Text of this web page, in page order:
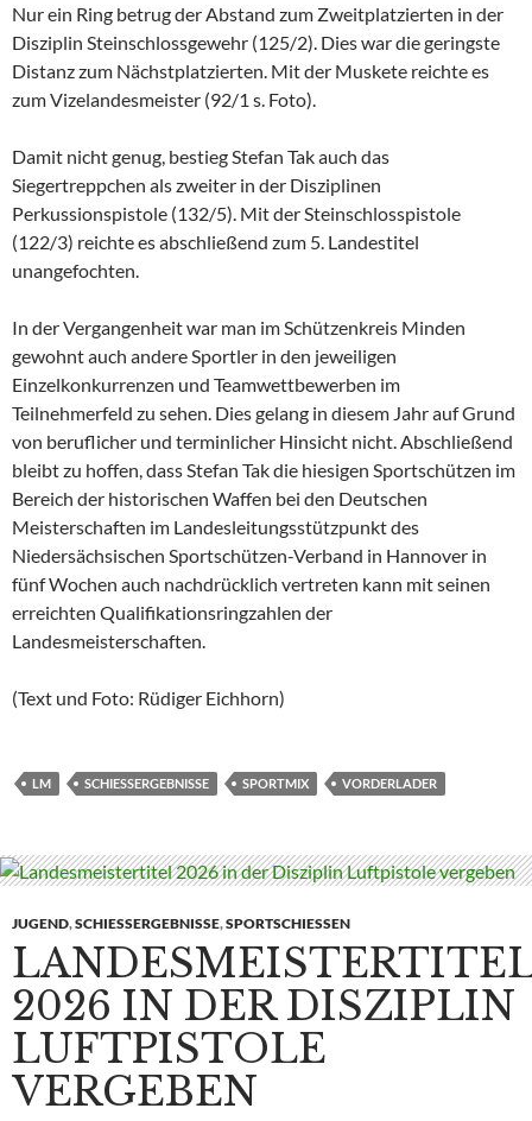
Nur ein Ring betrug der Abstand zum Zweitplatzierten in der
Disziplin Steinschlossgewehr (125/2). Dies war die geringste
Distanz zum Nächstplatzierten. Mit der Muskete reichte es
zum Vizelandesmeister (92/1 s. Foto).
Damit nicht genug, bestieg Stefan Tak auch das
Siegertreppchen als zweiter in der Disziplinen
Perkussionspistole (132/5). Mit der Steinschlosspistole
(122/3) reichte es abschließend zum 5. Landestitel
unangefochten.
In der Vergangenheit war man im Schützenkreis Minden
gewohnt auch andere Sportler in den jeweiligen
Einzelkonkurrenzen und Teamwettbewerben im
Teilnehmerfeld zu sehen. Dies gelang in diesem Jahr auf Grund
von beruflicher und terminlicher Hinsicht nicht. Abschließend
bleibt zu hoffen, dass Stefan Tak die hiesigen Sportschützen im
Bereich der historischen Waffen bei den Deutschen
Meisterschaften im Landesleitungsstützpunkt des
Niedersächsischen Sportschützen-Verband in Hannover in
fünf Wochen auch nachdrücklich vertreten kann mit seinen
erreichten Qualifikationsringzahlen der
Landesmeisterschaften.
(Text und Foto: Rüdiger Eichhorn)
LM SCHIESSERGEBNISSE SPORTMIX VORDERLADER
JUGEND,SCHIESSERGEBNISSE ,SPORTSCHIESSEN
2026 IN DER DISZIPLIN
LUFTPISTOLE
VERGEBEN